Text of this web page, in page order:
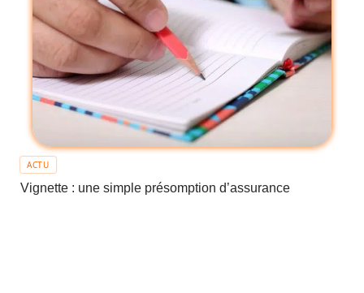
ACTU
Vignette : une simple présomption d’assurance